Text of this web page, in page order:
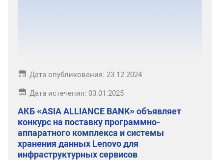
Дата опубликования: 23.12.2024
Дата истечения: 03.01.2025
АКБ «ASIA ALLIANCE BANK» объявляет
конкурс на поставку программно-
аппаратного комплекса и системы
хранения данных Lenovo для
инфраструктурных сервисов